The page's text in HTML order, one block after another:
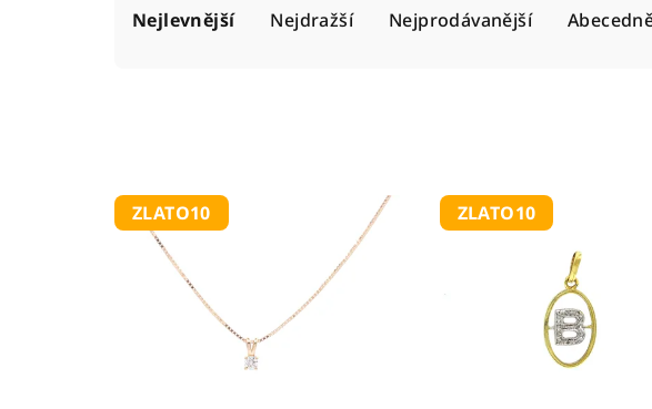
a
í
p
Nejlevnější Nejdražší Nejprodávanější
V
ý
ZLATO10 ZLATO10